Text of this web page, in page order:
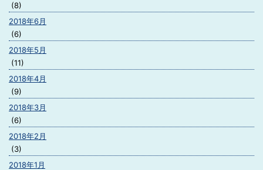
(8)
2018年6月
(6)
2018年5月
(11)
2018年4月
(9)
2018年3月
(6)
2018年2月
(3)
2018年1月